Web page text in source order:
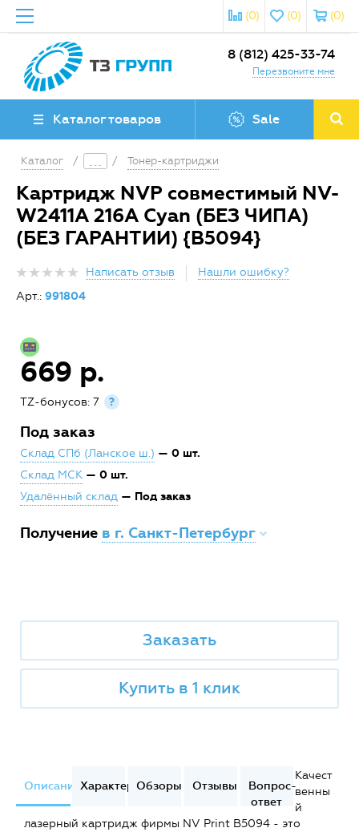
(0)
(0)
(0)
8 (812) 425-33-74
Перезвоните мне
Каталог товаров Sale
Каталог / / Тонер-картриджи
Картридж NVP совместимый NV-
W2411A 216A Cyan (БЕЗ ЧИПА)
(БЕЗ ГАРАНТИИ) {B5094}
Написать отзыв
Нашли ошибку?
Арт.: 991804
669 р.
TZ-бонусов: 7 ?
Под заказ
Склад СПб (Ланское ш.) — 0 шт.
Склад МСК — 0 шт.
Удалённый склад — Под заказ
Получение в г. Санкт-Петербург
Заказать
Купить в 1 клик
ОписаниеХарактеристики
Обзоры Отзывы
Вопрос-
ответ
Качест
венны
й
лазерный картридж фирмы NV Print B5094 - это